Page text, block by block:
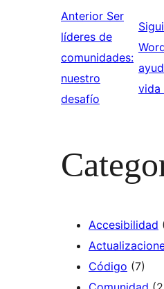
Anterior Ser
líderes de
comunidades:
nuestro
desafío
vida
Accesibilidad
Código (7)